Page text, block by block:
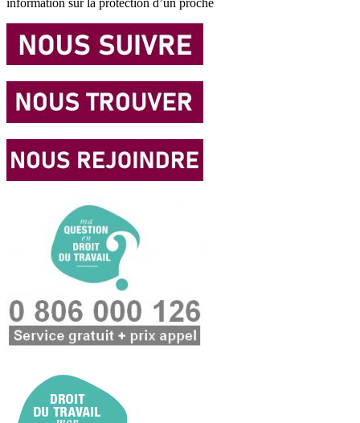
information sur la protection d’un proche